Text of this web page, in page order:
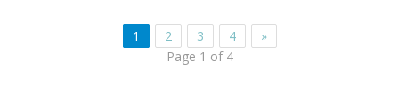
1 2 3 4
»
Page 1 of 4